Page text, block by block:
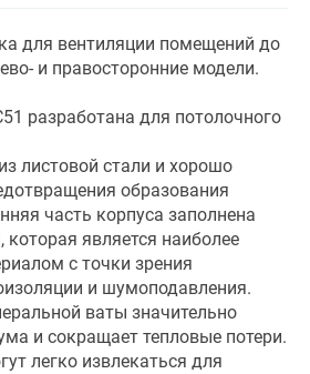
для вентиляции помещений до
и правосторонние модели.
разработана для потолочного
листовой стали и хорошо
образования
часть корпуса заполнена
является наиболее
с точки зрения
и шумоподавления.
ваты значительно
и сокращает тепловые потери.
легко извлекаться для